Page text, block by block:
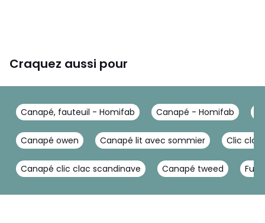
Craquez aussi pour
Canapé, fauteuil - Homifab Canapé - Homifab
Canapé owen Canapé lit avec sommier Clic clac
Canapé clic clac scandinave Canapé tweed